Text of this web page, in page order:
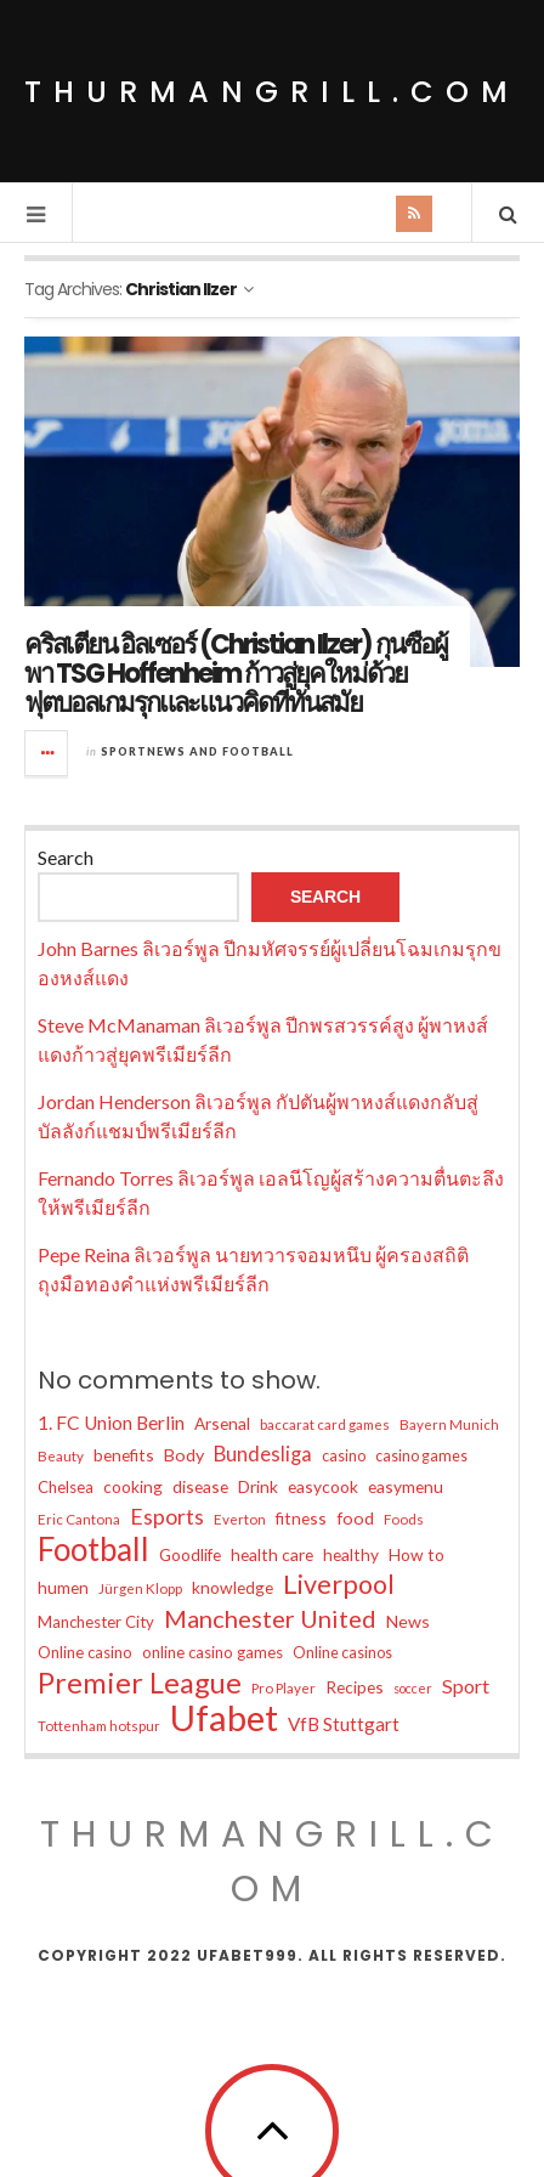
THURMANGRILL.COM
Tag Archives: Christian Ilzer
คริสเตียน อิลเซอร์ (Christian Ilzer) กุนซือผู้
พา TSG Hoffenheim ก้าวสู่ยุคใหม่ด้วย
ฟุตบอลเกมรุกและแนวคิดที่ทันสมัย
in SPORTNEWS AND FOOTBALL
Search
SEARCH
John Barnes ลิเวอร์พูล ปีกมหัศจรรย์ผู้เปลี่ยนโฉมเกมรุกข
องหงส์แดง
Steve McManaman ลิเวอร์พูล ปีกพรสวรรค์สูง ผู้พาหงส์
แดงก้าวสู่ยุคพรีเมียร์ลีก
Jordan Henderson ลิเวอร์พูล กัปตันผู้พาหงส์แดงกลับสู่
บัลลังก์แชมป์พรีเมียร์ลีก
Fernando Torres ลิเวอร์พูล เอลนีโญผู้สร้างความตื่นตะลึง
ให้พรีเมียร์ลีก
Pepe Reina ลิเวอร์พูล นายทวารจอมหนึบ ผู้ครองสถิติ
ถุงมือทองคำแห่งพรีเมียร์ลีก
No comments to show.
1. FC Union Berlin Arsenal baccarat card games
Bayern Munich
Beauty
benefits Body Bundesliga casino casino games
Chelsea cooking disease Drink easycook easymenu
Eric Cantona Esports Everton fitness food Foods
Football Goodlife health care healthy How to
humen
Jürgen Klopp knowledge Liverpool
Manchester City Manchester United News
Online casino online casino games Online casinos
Premier League Pro Player Recipes soccer Sport
Tottenham hotspur Ufabet VfB Stuttgart
THURMANGRILL.C
OM
COPYRIGHT 2022 UFABET999. ALL RIGHTS RESERVED.